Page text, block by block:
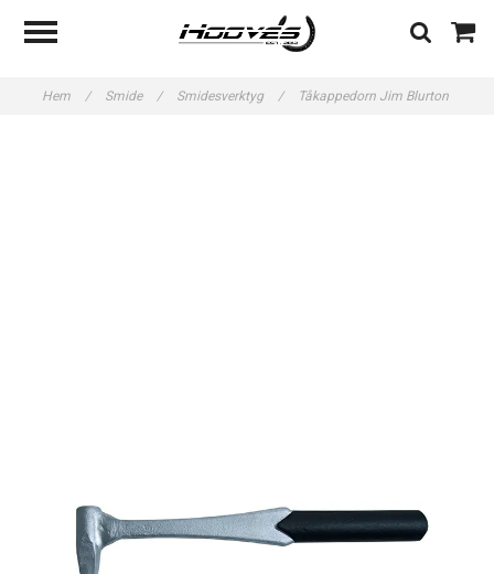
Hem / Smide / Smidesverktyg / Tåkappedorn Jim Blurton